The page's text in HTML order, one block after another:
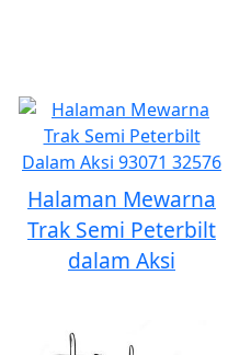
Halaman Mewarna
Trak Semi Peterbilt
dalam Aksi